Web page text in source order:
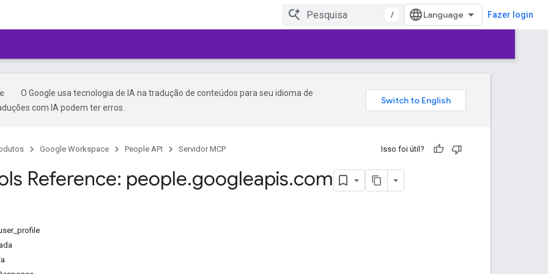
/ Fazer login
O Google usa tecnologia de IA na tradução de conteúdos para seu idioma de
com IA podem ter erros.
Google Workspace People API Servidor MCP Isso foi útil?
Reference: people.googleapis.com